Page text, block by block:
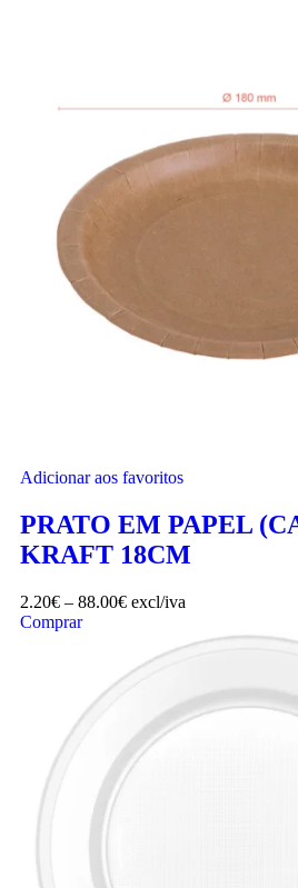
Adicionar aos favoritos
PRATO EM PAPEL
KRAFT 18CM
2.20€ – 88.00€ excl/iva
Comprar